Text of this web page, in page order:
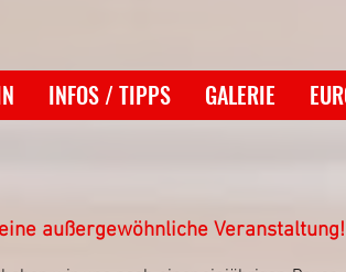
INFOS / TIPPS GALERIE
außergewöhnliche Veranstaltung!